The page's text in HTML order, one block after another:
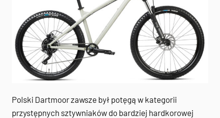
Polski Dartmoor zawsze był potęgą w kategorii
przystępnych sztywniaków do bardziej hardkorowej